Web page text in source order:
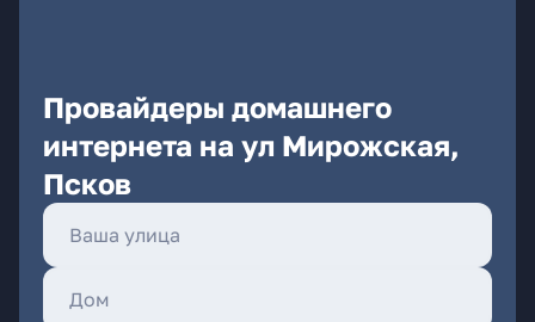
Провайдеры домашнего
интернета на ул Мирожская,
Псков